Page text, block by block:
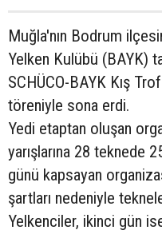
Muğla'nın Bodrum
Yelken Kulübü (BAYK)
SCHÜCO-BAYK Kış
töreniyle sona erdi.
Yedi etaptan oluşan
yarışlarına 28 teknede
günü kapsayan
şartları nedeniyle
Yelkenciler, ikinci gün